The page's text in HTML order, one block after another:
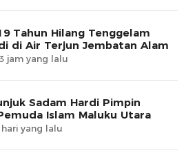
Tahun Hilang Tenggelam
di Air Terjun Jembatan Alam
jam yang lalu
Sadam Hardi Pimpin
Islam Maluku Utara
hari yang lalu